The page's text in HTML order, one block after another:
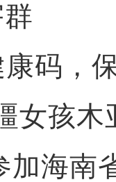
码，保
女孩
加海南